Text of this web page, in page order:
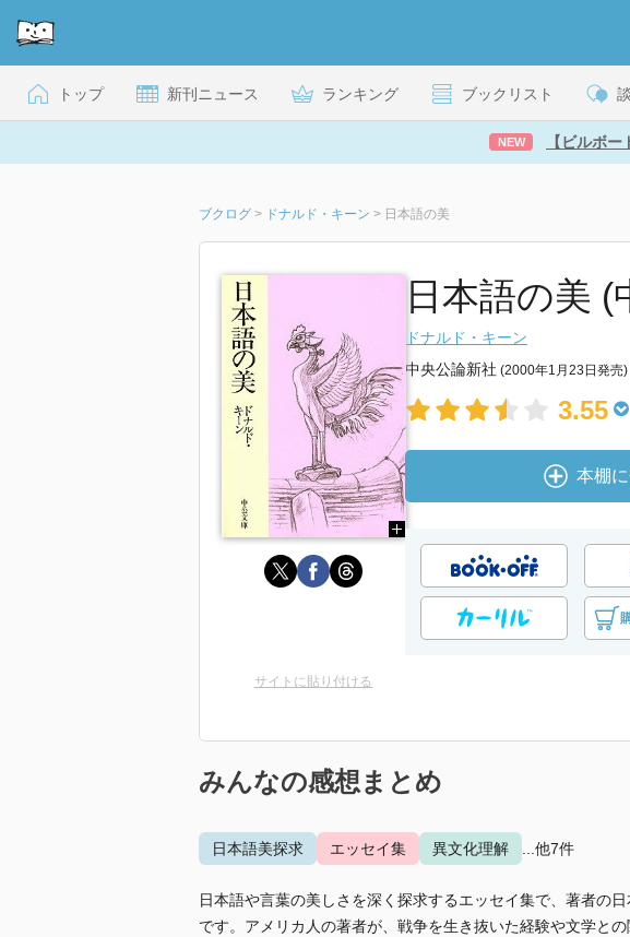
トップ 新刊ニュース ランキング ブックリスト
NEW 【ビルボ
ブクログ > ドナルド・キーン > 日本語の美
日本語の美 (
ドナルド・キーン
中央公論新社 (2000年1月23日発売)
3.55
本棚
サイトに貼り付ける
みんなの感想まとめ
日本語美探求 エッセイ集 異文化理解 ...他7件
日本語や言葉の美しさを深く探求するエッセイ集で、著者の
です。アメリカ人の著者が、戦争を生き抜いた経験や文学と